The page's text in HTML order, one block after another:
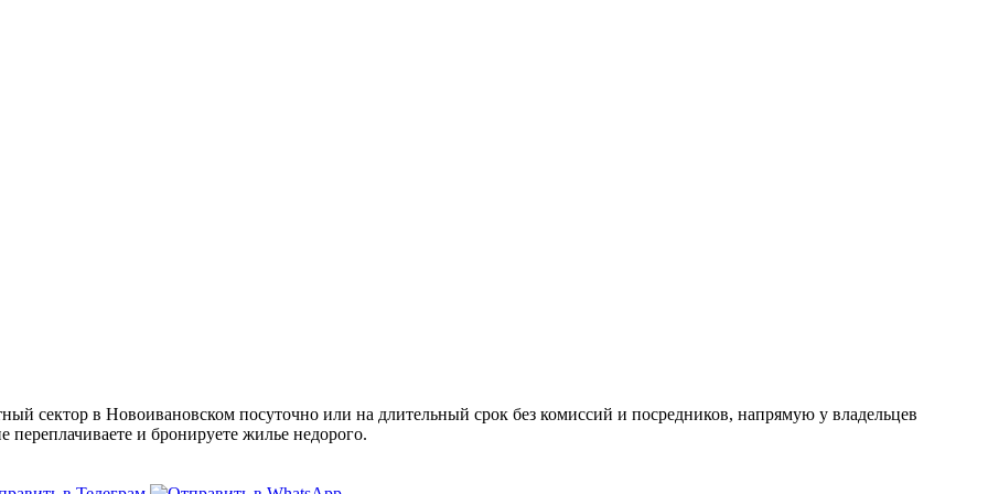
сектор в Новоивановском посуточно или на длительный срок без комиссий и посредников, напрямую у владельцев
и бронируете жилье недорого.